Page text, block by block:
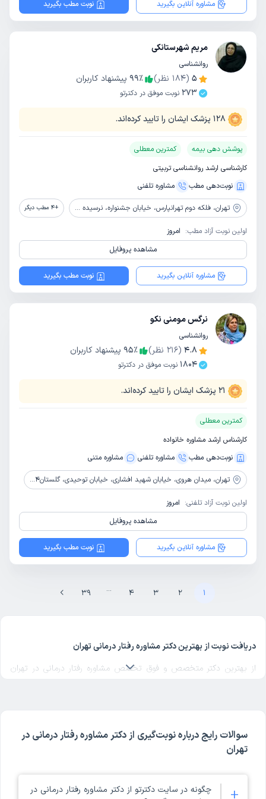
مشاوره آنلاین بگیرید نوبت مطب بگیرید
مریم شهرستانکی
روانشناسی
5
(
184 نظر) 99٪
پیشنهاد کاربران
273 نوبت موفق در دکترتو
128 پزشک ایشان را تایید کرده‌اند.
پوشش دهی بیمه
کمترین معطلی
کارشناسی ارشد روانشناسی تربیتی
نوبت‌دهی مطب
مشاوره‌ تلفنی
تهران، فلکه دوم تهرانپارس، خیابان جشنواره، نرسیده به چهارراه سیدالشهدا، پلاک 133، طبقه واحد 19 +
4 مطب دیگر
اولین نوبت آزاد مطب: امروز
مشاهده پروفایل
مشاوره آنلاین بگیرید نوبت مطب بگیرید
نرگس مومنی نکو
روانشناسی
4.8
(
216 نظر) 95٪
پیشنهاد کاربران
1804 نوبت موفق در دکترتو
21 پزشک ایشان را تایید کرده‌اند.
کمترین معطلی
کارشناس ارشد مشاوره خانواده
نوبت‌دهی مطب
مشاوره‌ تلفنی مشاوره‌ متنی
تهران، میدان هروی، خیابان شهید افشاری، خیابان توحیدی، گلستان4، نرسیده به اتوبان صیاد شیرازی،مقابل ساختمان چوپان، پلاک 118، واحد1
اولین نوبت آزاد تلفنی: امروز
مشاهده پروفایل
مشاوره آنلاین بگیرید نوبت مطب بگیرید
1
2
3
4
...
39
دریافت نوبت از بهترین دکتر مشاوره رفتار درمانی تهران
از بهترین دکتر متخصص و فوق تخصص مشاوره رفتار درمانی در تهران
درباره پزشک مشاوره رفتار درمانی مربوطه را بررسی کنید. دکترتو در تمام
صفحات مربوط به دکترهای مشاوره رفتار درمانی تهران، امکان بررسی کد
نظام پزشکی، آدرس مطب و مراکز حضور دکتر، شماره تماس و ثبت نوبت
حضوری برای مشاوره رفتار درمانی در پروفایل هر پزشک را فراهم کرده است.
ملاک انتخاب بهترین دکتر مشاوره رفتار درمانی تهران در دکترتو، تخصص و
سوالات رایج درباره نوبت‌گیری از دکتر مشاوره رفتار درمانی در
تهران
چگونه در سایت دکترتو از دکتر مشاوره رفتار درمانی در